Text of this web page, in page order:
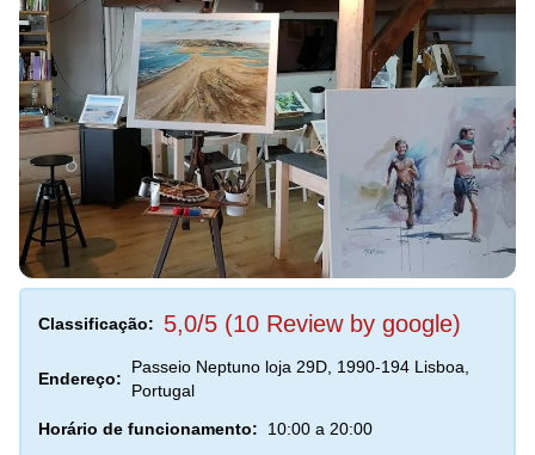
Classificação: 5,0/5 (10 Review by google)
Endereço:
Passeio Neptuno loja 29D, 1990-194 Lisboa,
Portugal
Horário de funcionamento:
10:00 a 20:00